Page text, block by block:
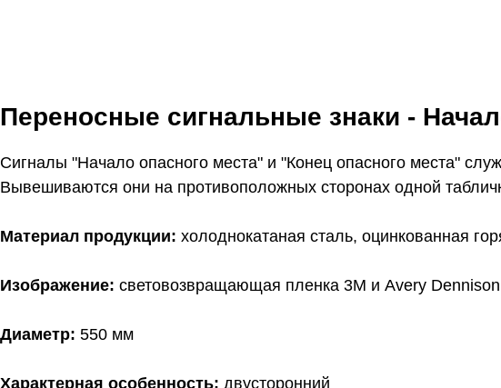
Переносные сигнальные знаки -
Сигналы "Начало опасного места" и "Конец опасного места"
Вывешиваются они на противоположных сторонах одной
Материал продукции: холоднокатаная сталь, оцинкованная
Изображение: световозвращающая пленка 3M и Avery Dennison
Диаметр: 550 мм
Характерная особенность: двусторонний